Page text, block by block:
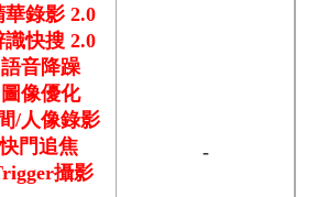
錄影 2.0
快搜 2.0
音降躁
像優化
/人像錄影
門追焦
攝影
-